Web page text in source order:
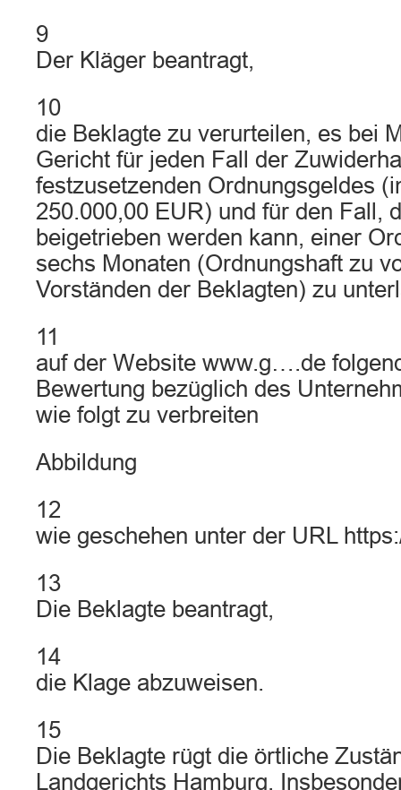
9
Der Kläger beantragt,
10
die Beklagte zu verurteilen, es bei
Gericht für jeden Fall der
festzusetzenden Ordnungsgeldes
250.000,00 EUR) und für den Fall,
beigetrieben werden kann, einer
sechs Monaten (Ordnungshaft zu
Vorständen der Beklagten) zu
11
auf der Website www.g….de
Bewertung bezüglich des
wie folgt zu verbreiten
Abbildung
12
wie geschehen unter der URL
13
Die Beklagte beantragt,
14
die Klage abzuweisen.
15
Die Beklagte rügt die örtliche
Landgerichts Hamburg.